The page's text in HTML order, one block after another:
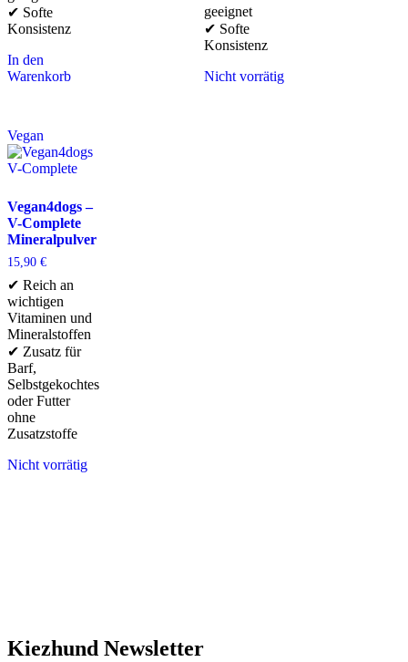
✔ Softe
Konsistenz
In den
Warenkorb
geeignet
✔ Softe
Konsistenz
Nicht vorrätig
Vegan
Vegan4dogs –
V-Complete
Mineralpulver
15,90 €
✔ Reich an
wichtigen
Vitaminen und
Mineralstoffen
✔ Zusatz für
Barf,
Selbstgekochtes
oder Futter
ohne
Zusatzstoffe
Nicht vorrätig
Kiezhund Newsletter